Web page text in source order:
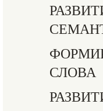
СЛОВА